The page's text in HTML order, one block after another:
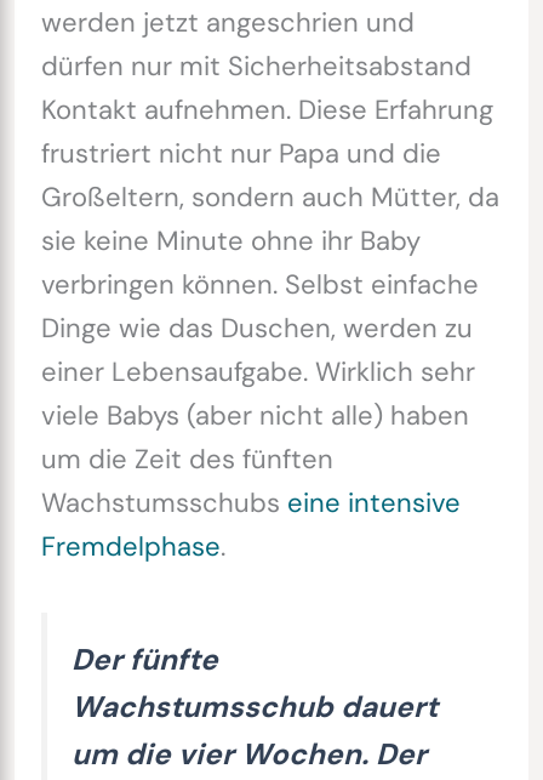
werden jetzt angeschrien und
dürfen nur mit Sicherheitsabstand
Kontakt aufnehmen. Diese Erfahrung
frustriert nicht nur Papa und die
Großeltern, sondern auch Mütter, da
sie keine Minute ohne ihr Baby
verbringen können. Selbst einfache
Dinge wie das Duschen, werden zu
einer Lebensaufgabe. Wirklich sehr
viele Babys (aber nicht alle) haben
um die Zeit des fünften
Wachstumsschubs eine intensive
Fremdelphase.
Der fünfte
Wachstumsschub dauert
um die vier Wochen. Der